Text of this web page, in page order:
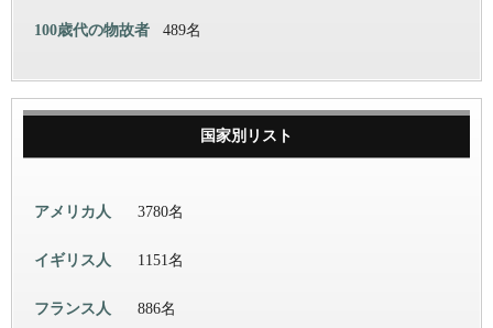
100歳代の物故者 489名
国家別リスト
アメリカ人 3780名
イギリス人 1151名
フランス人 886名